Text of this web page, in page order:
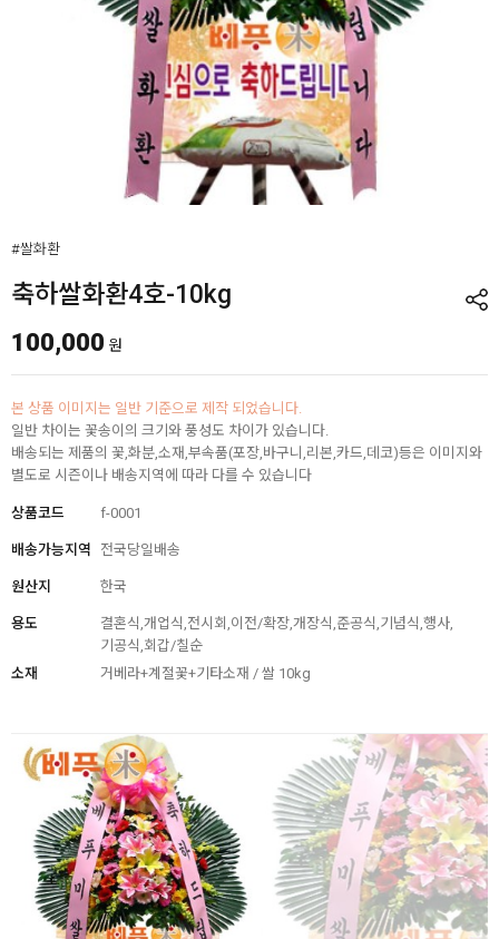
#쌀화환
축하쌀화환4호-10kg
100,000 원
본 상품 이미지는 일반 기준으로 제작 되었습니다.
일반 차이는 꽃송이의 크기와 풍성도 차이가 있습니다.
배송되는 제품의 꽃,화분,소재,부속품(포장,바구니,리본,카드,데코)등은 이미지와
별도로 시즌이나 배송지역에 따라 다를 수 있습니다
상품코드 f-0001
배송가능지역 전국당일배송
원산지 한국
용도
결혼식,개업식,전시회,이전/확장,개장식,준공식,기념식,행사,
기공식,회갑/칠순
소재
거베라+계절꽃+기타소재 / 쌀 10kg